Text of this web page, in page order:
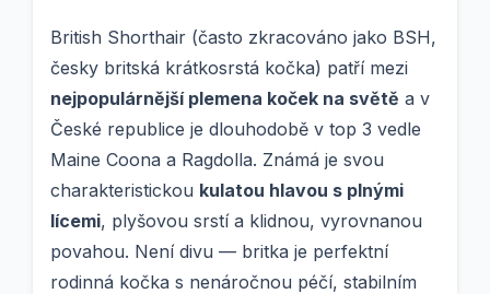
British Shorthair (často zkracováno jako BSH,
česky britská krátkosrstá kočka) patří mezi
nejpopulárnější plemena koček na světě a v
České republice je dlouhodobě v top 3 vedle
Maine Coona a Ragdolla. Známá je svou
charakteristickou kulatou hlavou s plnými
lícemi, plyšovou srstí a klidnou, vyrovnanou
povahou. Není divu — britka je perfektní
rodinná kočka s nenáročnou péčí, stabilním